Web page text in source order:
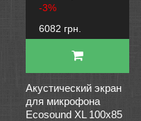
-3%
6082 грн.
Акустический экран
для микрофона
Ecosound XL 100х85